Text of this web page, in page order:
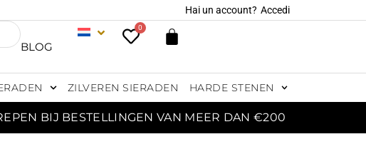
Hai un account? Accedi
BLOG
0
ZILVEREN SIERADEN HARDE STENEN
BIJ BESTELLINGEN VAN MEER DAN €200